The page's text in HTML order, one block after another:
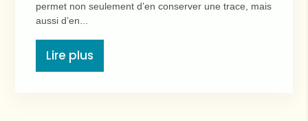
permet non seulement d’en conserver une trace, mais
aussi d’en...
Lire plus